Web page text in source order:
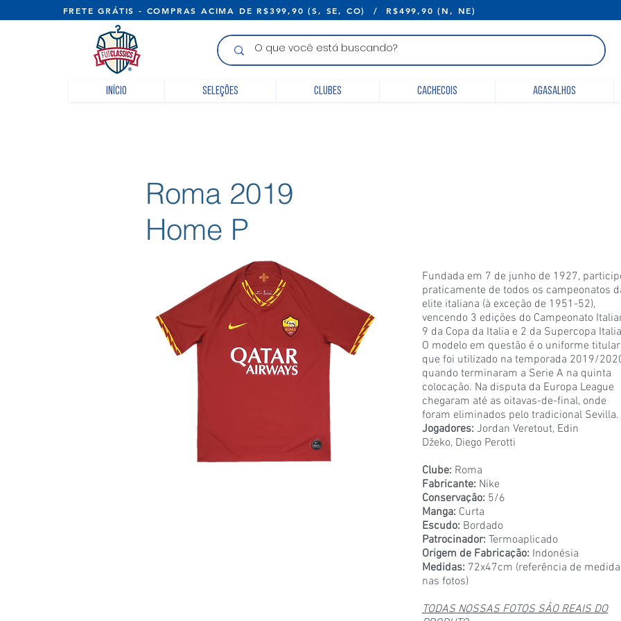
FRETE GRÁTIS - COMPRAS ACIMA DE R$399,90 (S, SE, CO) / R$499,90 (N,
Início Seleções Clubes Cachecois Agasalhos
Roma 2019
Home P
Fundada em 7 de junho de 1927,
praticamente de todos os campeonatos
elite italiana (à exceção de 1951-52),
vencendo 3 edições do Campeonato
9 da Copa da Italia e 2 da Supercopa
O modelo em questão é o uniforme titular
que foi utilizado na temporada 2019/
quando terminaram a Serie A na quinta
colocação. Na disputa da Europa League
chegaram até as oitavas-de-final, onde
foram eliminados pelo tradicional Sevilla.
Jogadores: Jordan Veretout, Edin
Džeko, Diego Perotti
Clube: Roma
Fabricante: Nike
Conservação: 5/6
Manga: Curta
Escudo: Bordado
Patrocinador: Termoaplicado
Origem de Fabricação: Indonésia
Medidas: 72x47cm (referência de
nas fotos)
TODAS NOSSAS FOTOS SÃO REAIS DO